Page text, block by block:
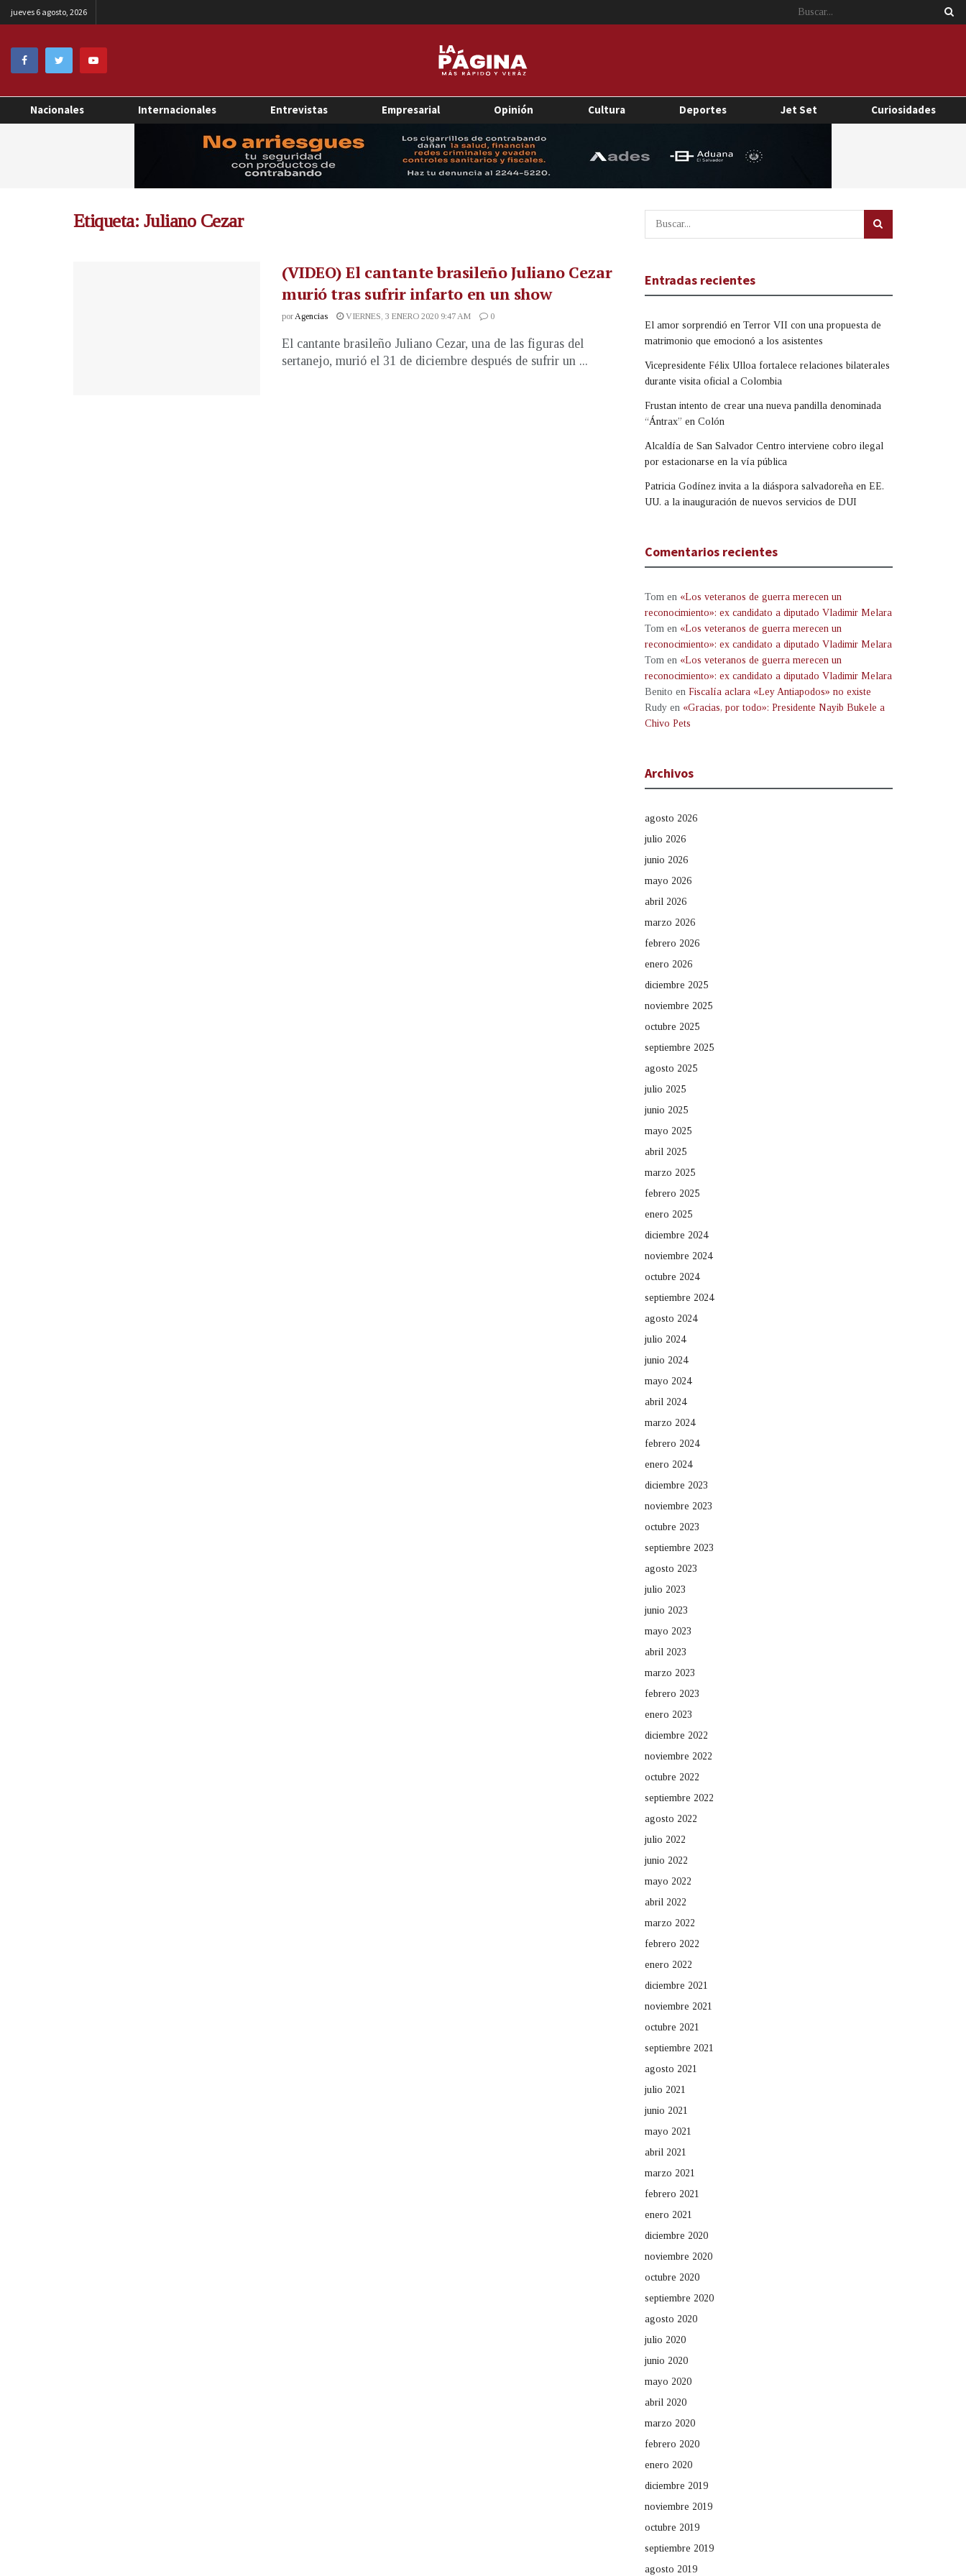
jueves 6 agosto, 2026
Nacionales Internacionales Entrevistas Empresarial Opinión Cultura Deportes Jet Set Curiosidades
Etiqueta: Juliano Cezar
(VIDEO) El cantante brasileño Juliano Cezar
murió tras sufrir infarto en un show
porAgencias VIERNES, 3 ENERO 2020 9:47 AM 0
El cantante brasileño Juliano Cezar, una de las figuras del
sertanejo, murió el 31 de diciembre después de sufrir un ...
Entradas recientes
El amor sorprendió en Terror VII con una propuesta de
matrimonio que emocionó a los asistentes
Vicepresidente Félix Ulloa fortalece relaciones bilaterales
durante visita oficial a Colombia
Frustan intento de crear una nueva pandilla denominada
“Ántrax” en Colón
Alcaldía de San Salvador Centro interviene cobro ilegal
por estacionarse en la vía pública
Patricia Godínez invita a la diáspora salvadoreña en EE.
UU. a la inauguración de nuevos servicios de DUI
Comentarios recientes
Tom en «Los veteranos de guerra merecen un
reconocimiento»: ex candidato a diputado Vladimir Melara
Tom en «Los veteranos de guerra merecen un
reconocimiento»: ex candidato a diputado Vladimir Melara
Tom en «Los veteranos de guerra merecen un
reconocimiento»: ex candidato a diputado Vladimir Melara
Benito en Fiscalía aclara «Ley Antiapodos» no existe
Rudy en «Gracias, por todo»: Presidente Nayib Bukele a
Chivo Pets
Archivos
agosto 2026
julio 2026
junio 2026
mayo 2026
abril 2026
marzo 2026
febrero 2026
enero 2026
diciembre 2025
noviembre 2025
octubre 2025
septiembre 2025
agosto 2025
julio 2025
junio 2025
mayo 2025
abril 2025
marzo 2025
febrero 2025
enero 2025
diciembre 2024
noviembre 2024
octubre 2024
septiembre 2024
agosto 2024
julio 2024
junio 2024
mayo 2024
abril 2024
marzo 2024
febrero 2024
enero 2024
diciembre 2023
noviembre 2023
octubre 2023
septiembre 2023
agosto 2023
julio 2023
junio 2023
mayo 2023
abril 2023
marzo 2023
febrero 2023
enero 2023
diciembre 2022
noviembre 2022
octubre 2022
septiembre 2022
agosto 2022
julio 2022
junio 2022
mayo 2022
abril 2022
marzo 2022
febrero 2022
enero 2022
diciembre 2021
noviembre 2021
octubre 2021
septiembre 2021
agosto 2021
julio 2021
junio 2021
mayo 2021
abril 2021
marzo 2021
febrero 2021
enero 2021
diciembre 2020
noviembre 2020
octubre 2020
septiembre 2020
agosto 2020
julio 2020
junio 2020
mayo 2020
abril 2020
marzo 2020
febrero 2020
enero 2020
diciembre 2019
noviembre 2019
octubre 2019
septiembre 2019
agosto 2019